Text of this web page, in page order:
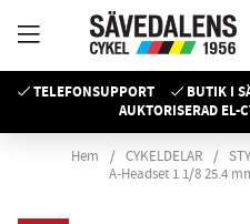
TELEFONSUPPORT BUTIK I
AUKTORISERAD EL-
Hem CYKELDELAR
A-Headset 1 1/8 25.4